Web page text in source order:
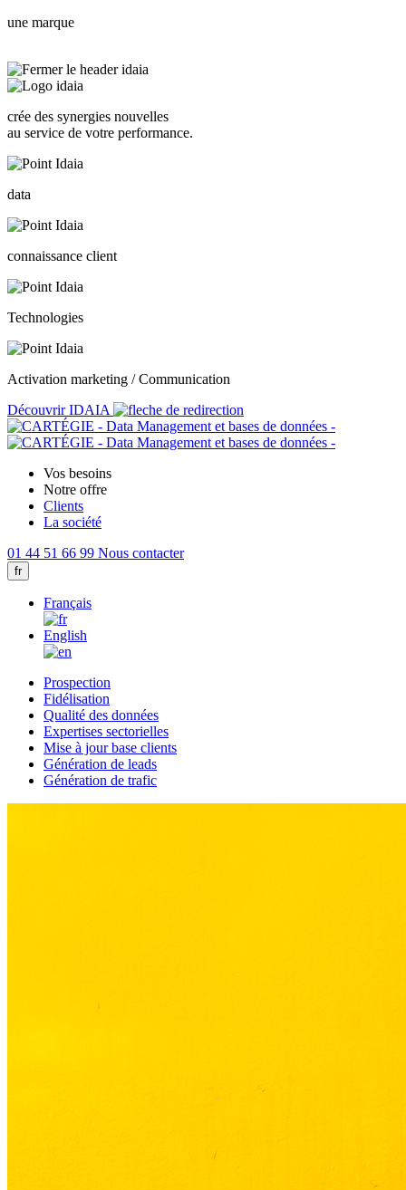
une marque
crée des synergies nouvelles
au service de votre performance.
data
connaissance client
Technologies
Activation marketing / Communication
Découvrir IDAIA
Vos besoins
Notre offre
Clients
La société
01 44 51 66 99 Nous contacter
fr
Français
English
Prospection
Fidélisation
Qualité des données
Expertises sectorielles
Mise à jour base clients
Génération de leads
Génération de trafic